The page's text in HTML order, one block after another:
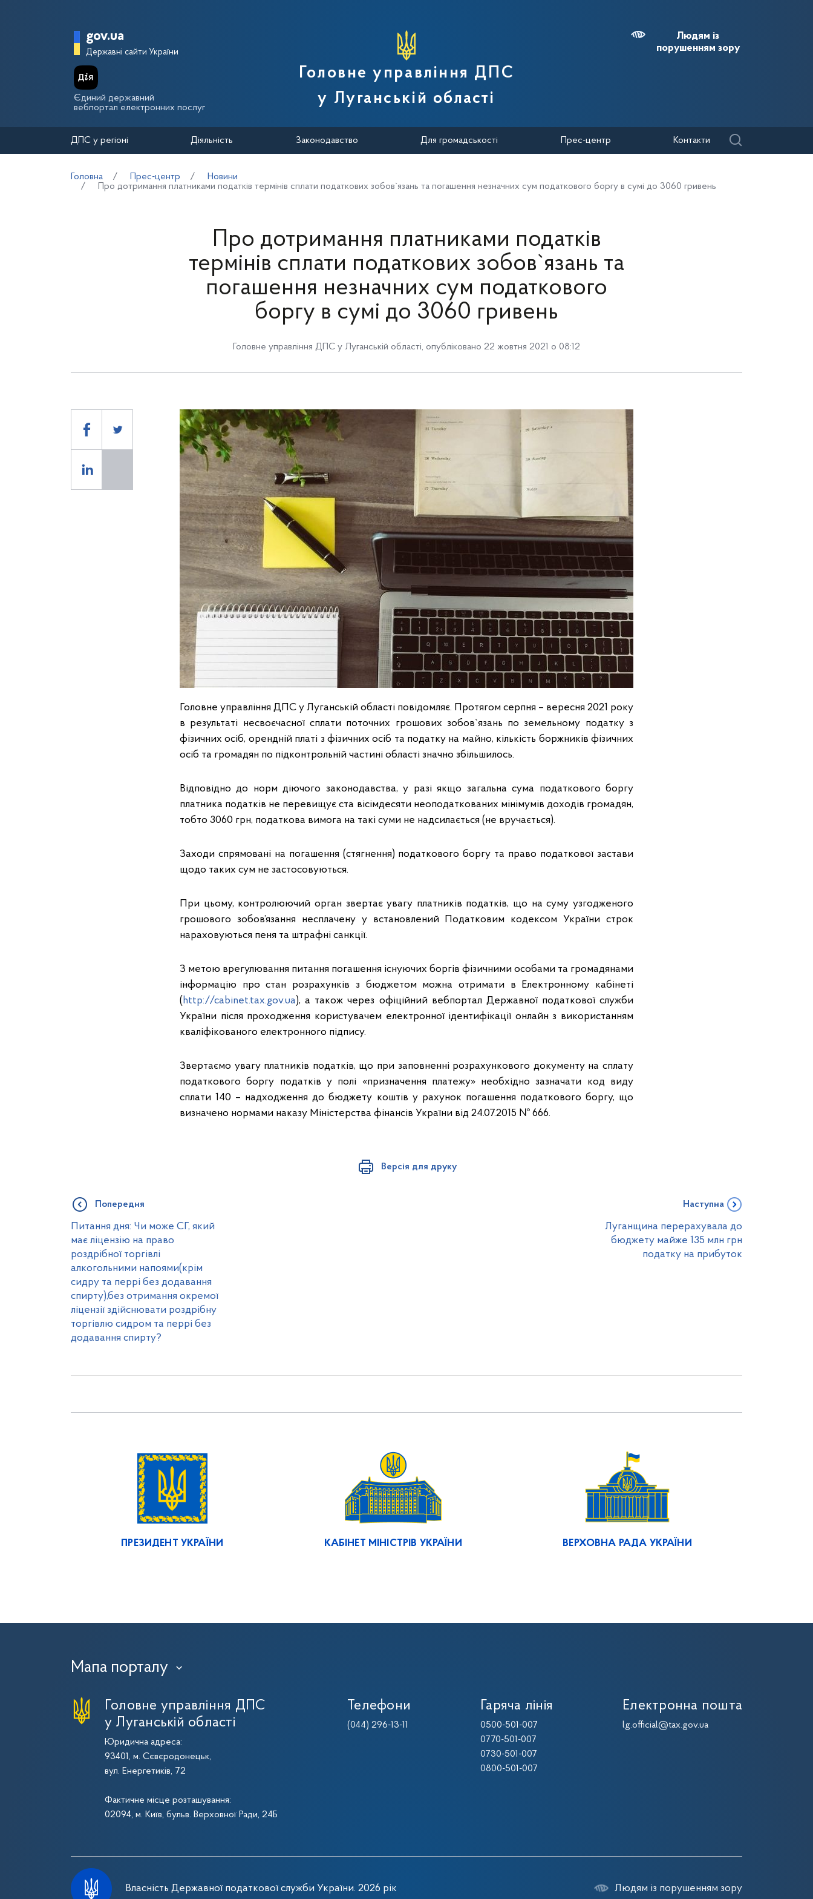
Головна сторінка Державної податкової служби України
gov.ua
Державні сайти України
Єдиний державний
вебпортал електронних послуг
Головне управління ДПС
у Луганській області
Людям із
порушенням зору
ДПС у регіоні Діяльність Законодавство Для громадськості Прес-центр Контакти
Головна Прес-центр
Новини
Про дотримання платниками податків термінів сплати податкових зобов`язань та погашення незначних сум податкового боргу в сумі до 3060 гривень
Про дотримання платниками податків
термінів сплати податкових зобов`язань та
погашення незначних сум податкового
боргу в сумі до 3060 гривень
Головне управління ДПС у Луганській області, опубліковано 22 жовтня 2021 о 08:12
Головне управління ДПС у Луганській області повідомляє. Протягом серпня – вересня 2021 року
в результаті несвоєчасної сплати поточних грошових зобов`язань по земельному податку з
фізичних осіб, орендній платі з фізичних осіб та податку на майно, кількість боржників фізичних
осіб та громадян по підконтрольній частині області значно збільшилось.
Відповідно до норм діючого законодавства, у разі якщо загальна сума податкового боргу
платника податків не перевищує ста вісімдесяти неоподаткованих мінімумів доходів громадян,
тобто 3060 грн, податкова вимога на такі суми не надсилається (не вручається).
Заходи спрямовані на погашення (стягнення) податкового боргу та право податкової застави
щодо таких сум не застосовуються.
При цьому, контролюючий орган звертає увагу платників податків, що на суму узгодженого
грошового зобов’язання несплачену у встановлений Податковим кодексом України строк
нараховуються пеня та штрафні санкції.
З метою врегулювання питання погашення існуючих боргів фізичними особами та громадянами
інформацію про стан розрахунків з бюджетом можна отримати в Електронному кабінеті
( http://cabinet.tax.gov.ua), а також через офіційний вебпортал Державної податкової служби
України після проходження користувачем електронної ідентифікації онлайн з використанням
кваліфікованого електронного підпису.
Звертаємо увагу платників податків, що при заповненні розрахункового документу на сплату
податкового боргу податків у полі «призначення платежу» необхідно зазначати код виду
сплати 140 – надходження до бюджету коштів у рахунок погашення податкового боргу, що
визначено нормами наказу Міністерства фінансів України від 24.07.2015 № 666.
Версія для друку
Попередня
Питання дня: Чи може СГ, який
має ліцензію на право
роздрібної торгівлі
алкогольними напоями(крім
сидру та перрі без додавання
спирту),без отримання окремої
ліцензії здійснювати роздрібну
торгівлю сидром та перрі без
додавання спирту?
Наступна
Луганщина перерахувала до
бюджету майже 135 млн грн
податку на прибуток
ПРЕЗИДЕНТ УКРАЇНИ КАБІНЕТ МІНІСТРІВ УКРАЇНИ ВЕРХОВНА РАДА УКРАЇНИ
Мапа порталу ›
Головне управління ДПС
у Луганській області
Юридична адреса:
93401, м. Сєвєродонецьк,
вул. Енергетиків, 72
Фактичне місце розташування:
02094, м. Київ, бульв. Верховної Ради, 24Б
Телефони
(044) 296-13-11
Гаряча лінія
0500-501-007
0770-501-007
0730-501-007
0800-501-007
Електронна пошта
lg.official@tax.gov.ua
Власність Державної податкової служби України. 2026 рік Людям із порушенням зору